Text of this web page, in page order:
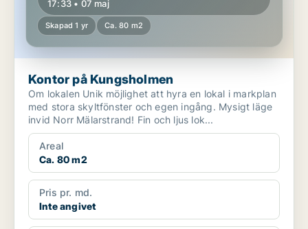
17:33 • 07 maj
Skapad 1 yr Ca. 80 m2
Kontor på Kungsholmen
Om lokalen Unik möjlighet att hyra en lokal i markplan
med stora skyltfönster och egen ingång. Mysigt läge
invid Norr Mälarstrand! Fin och ljus lok...
Areal
Ca. 80 m2
Pris pr. md.
Inte angivet